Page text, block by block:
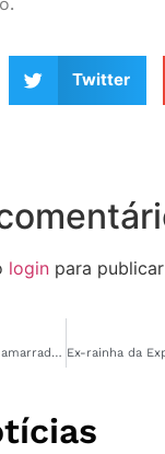
Twitter
login para
Jovem é sequestrado, amarrado e morto por facção criminosa no P Help